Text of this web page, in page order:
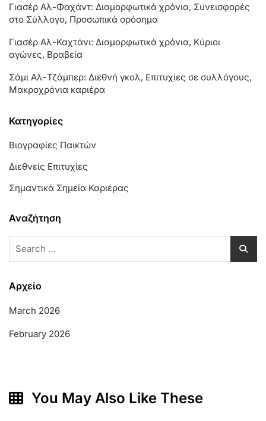
Γιασέρ Αλ-Φαχάντ: Διαμορφωτικά χρόνια, Συνεισφορές
στο Σύλλογο, Προσωπικά ορόσημα
Γιασέρ Αλ-Καχτάνι: Διαμορφωτικά χρόνια, Κύριοι
αγώνες, Βραβεία
Σάμι Αλ-Τζάμπερ: Διεθνή γκολ, Επιτυχίες σε συλλόγους,
Μακροχρόνια καριέρα
Κατηγορίες
Βιογραφίες Παικτών
Διεθνείς Επιτυχίες
Σημαντικά Σημεία Καριέρας
Αναζήτηση
Αρχείο
March 2026
February 2026
You May Also Like These